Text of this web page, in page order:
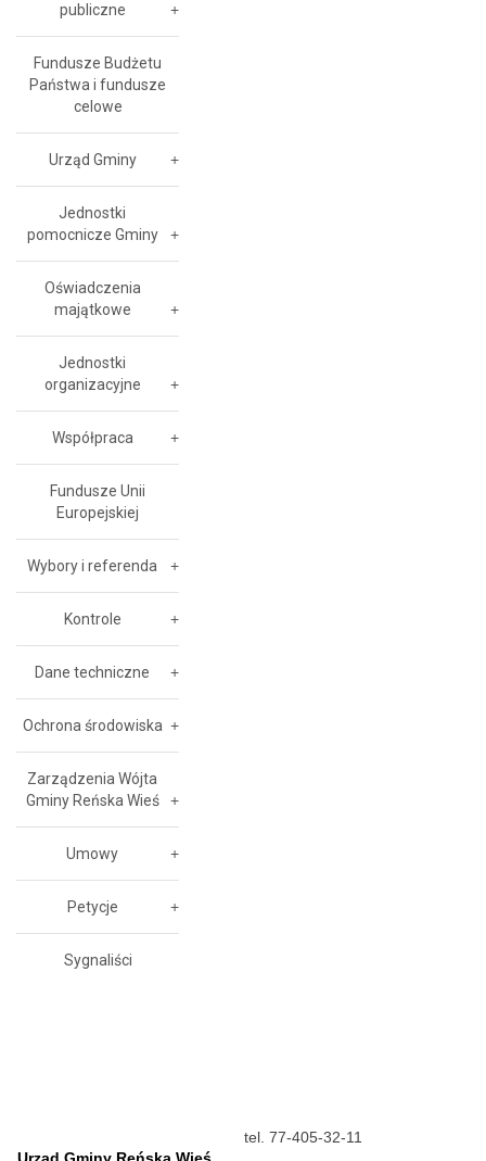
publiczne
Fundusze Budżetu
Państwa i fundusze
celowe
Urząd Gminy
Jednostki
pomocnicze Gminy
Oświadczenia
majątkowe
Jednostki
organizacyjne
Współpraca
Fundusze Unii
Europejskiej
Wybory i referenda
Kontrole
Dane techniczne
Ochrona środowiska
Zarządzenia Wójta
Gminy Reńska Wieś
Umowy
Petycje
Sygnaliści
tel. 77-405-32-11